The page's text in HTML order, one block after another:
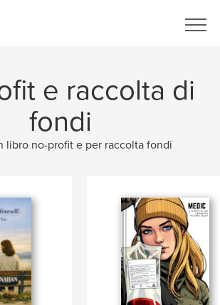
e raccolta di
fondi
libro no-profit e per raccolta fondi